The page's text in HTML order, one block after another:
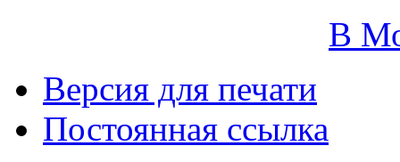
В
Версия для печати
Постоянная ссылка